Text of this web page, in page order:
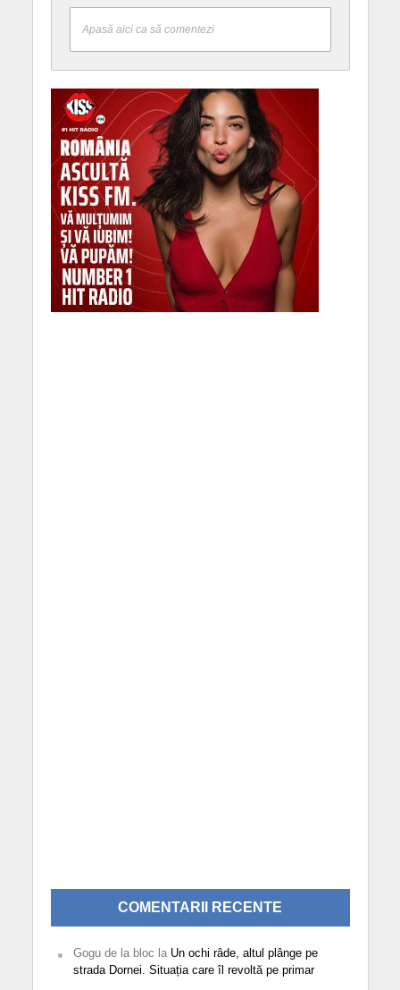
Apasă aici ca să comentezi
COMENTARII RECENTE
Gogu de la bloc la Un ochi râde, altul plânge pe
strada Dornei. Situația care îl revoltă pe primar